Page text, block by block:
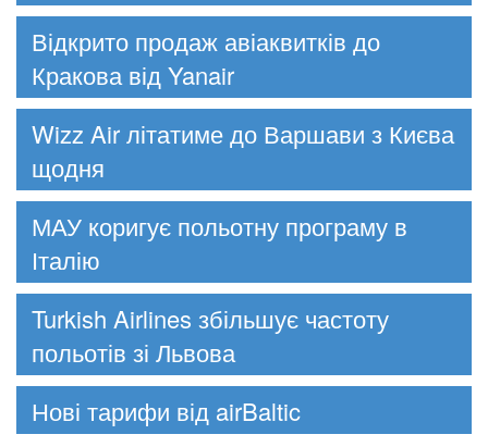
Відкрито продаж авіаквитків до
Кракова від Yanair
Wizz Air літатиме до Варшави з Києва
щодня
МАУ коригує польотну програму в
Італію
Turkish Airlines збільшує частоту
польотів зі Львова
Нові тарифи від airBaltic